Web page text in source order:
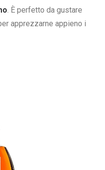
. È perfetto da gustare
apprezzarne appieno i